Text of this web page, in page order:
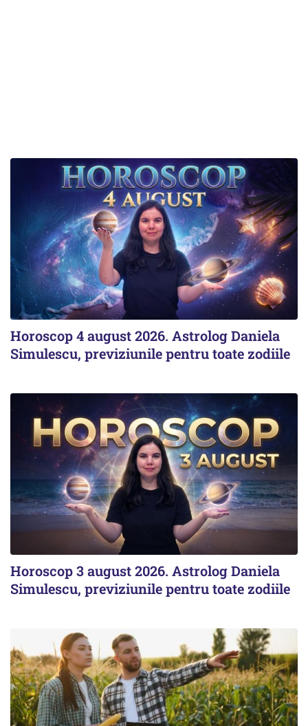
Horoscop 4 august 2026. Astrolog Daniela
Simulescu, previziunile pentru toate zodiile
Horoscop 3 august 2026. Astrolog Daniela
Simulescu, previziunile pentru toate zodiile